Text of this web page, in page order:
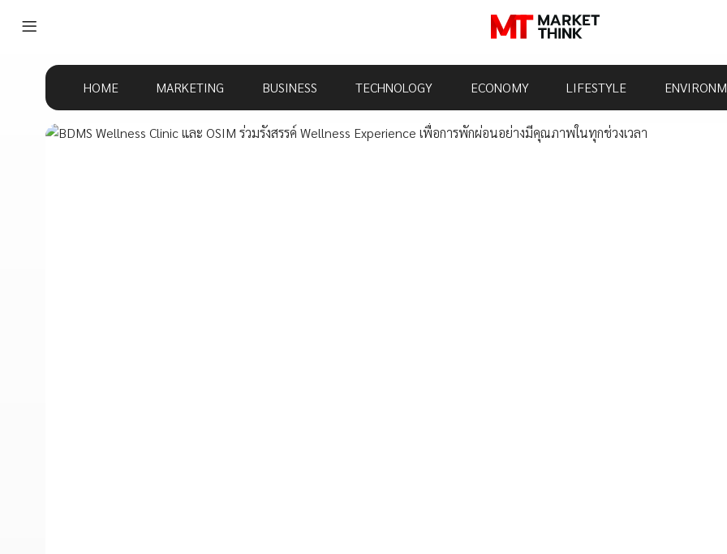
HOME MARKETING BUSINESS TECHNOLOGY ECONOMY LIFESTYLE